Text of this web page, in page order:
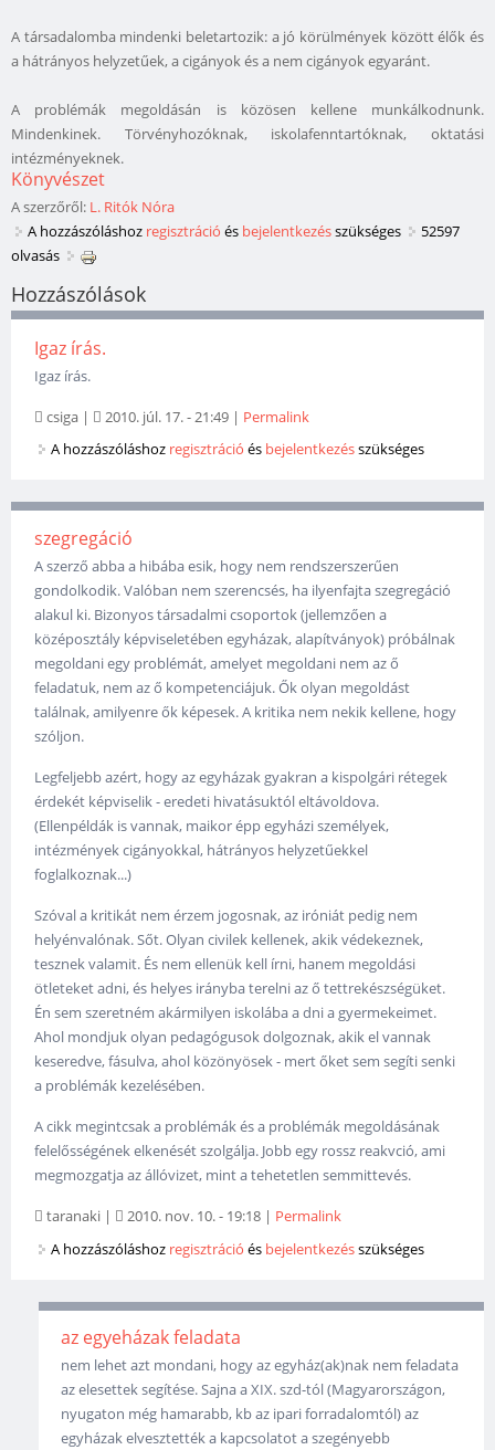
A társadalomba mindenki beletartozik: a jó körülmények között élők és
a hátrányos helyzetűek, a cigányok és a nem cigányok egyaránt.
A problémák megoldásán is közösen kellene munkálkodnunk.
Mindenkinek. Törvényhozóknak, iskolafenntartóknak, oktatási
intézményeknek.
Könyvészet
A szerzőről: L. Ritók Nóra
A hozzászóláshoz regisztráció és bejelentkezésszükséges
52597
olvasás
Hozzászólások
Igaz írás.
Igaz írás.
csiga | 2010. júl. 17. - 21:49 | Permalink
A hozzászóláshoz regisztráció és bejelentkezésszükséges
szegregáció
A szerző abba a hibába esik, hogy nem rendszerszerűen
gondolkodik. Valóban nem szerencsés, ha ilyenfajta szegregáció
alakul ki. Bizonyos társadalmi csoportok (jellemzően a
középosztály képviseletében egyházak, alapítványok) próbálnak
megoldani egy problémát, amelyet megoldani nem az ő
feladatuk, nem az ő kompetenciájuk. Ők olyan megoldást
találnak, amilyenre ők képesek. A kritika nem nekik kellene, hogy
szóljon.
Legfeljebb azért, hogy az egyházak gyakran a kispolgári rétegek
érdekét képviselik - eredeti hivatásuktól eltávoldova.
(Ellenpéldák is vannak, maikor épp egyházi személyek,
intézmények cigányokkal, hátrányos helyzetűekkel
foglalkoznak...)
Szóval a kritikát nem érzem jogosnak, az iróniát pedig nem
helyénvalónak. Sőt. Olyan civilek kellenek, akik védekeznek,
tesznek valamit. És nem ellenük kell írni, hanem megoldási
ötleteket adni, és helyes irányba terelni az ő tettrekészségüket.
Én sem szeretném akármilyen iskolába a dni a gyermekeimet.
Ahol mondjuk olyan pedagógusok dolgoznak, akik el vannak
keseredve, fásulva, ahol közönyösek - mert őket sem segíti senki
a problémák kezelésében.
A cikk megintcsak a problémák és a problémák megoldásának
felelősségének elkenését szolgálja. Jobb egy rossz reakvció, ami
megmozgatja az állóvizet, mint a tehetetlen semmittevés.
taranaki | 2010. nov. 10. - 19:18 | Permalink
A hozzászóláshoz regisztráció és bejelentkezésszükséges
az egyeházak feladata
nem lehet azt mondani, hogy az egyház(ak)nak nem feladata
az elesettek segítése. Sajna a XIX. szd-tól (Magyarországon,
nyugaton még hamarabb, kb az ipari forradalomtól) az
egyházak elvesztették a kapcsolatot a szegényebb